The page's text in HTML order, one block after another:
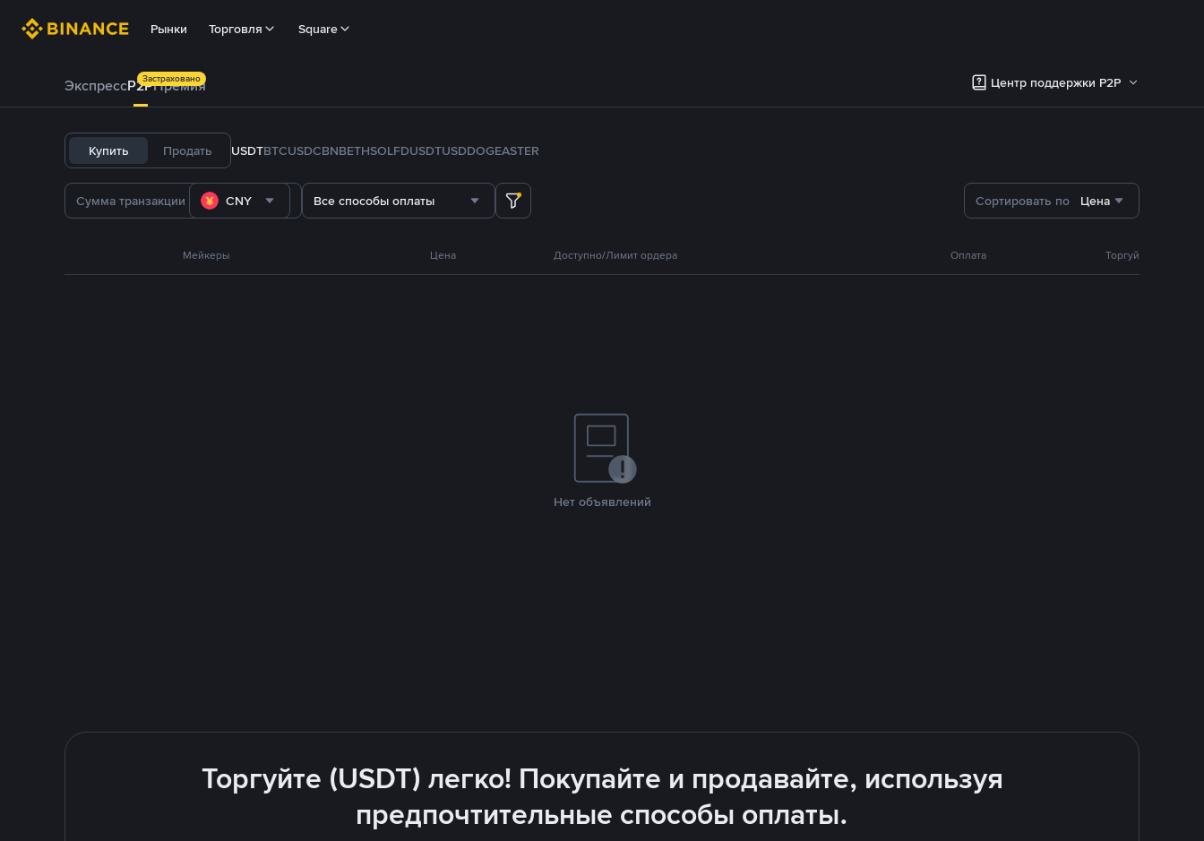
Рынки Торговля Square
ЭкспрессP2PПремия
Застраховано Центр поддержки P2P
Купить Продать USDTBTCUSDCBNBETHSOLFDUSDTUSDDOGEASTER
CNY Все способы оплаты Сортировать по Цена
Мейкеры Цена Доступно/Лимит ордера Оплата Торгуй
Нет объявлений
Торгуйте (USDT) легко! Покупайте и продавайте, используя
предпочтительные способы оплаты.